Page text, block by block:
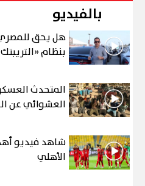
بالفيديو
هل يحق للمصري
بنظام
المتحدث
العشوائي عن
الأهلي